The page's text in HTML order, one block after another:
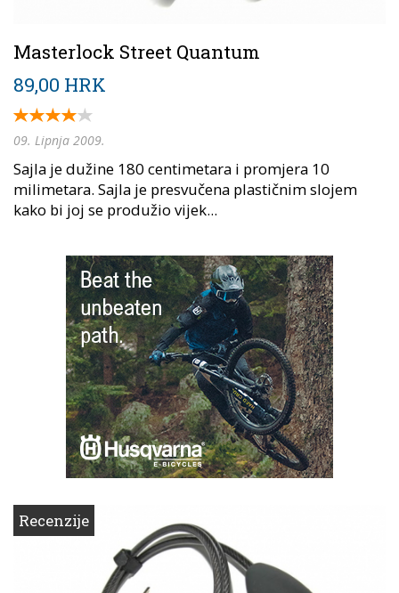
Masterlock Street Quantum
89,00 HRK
09. Lipnja 2009.
Sajla je dužine 180 centimetara i promjera 10
milimetara. Sajla je presvučena plastičnim slojem
kako bi joj se produžio vijek...
Recenzije